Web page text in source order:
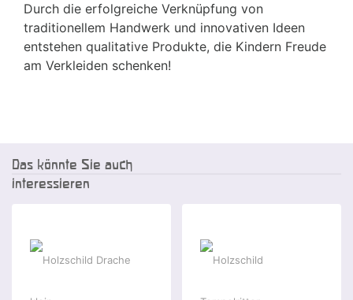
Durch die erfolgreiche Verknüpfung von
traditionellem Handwerk und innovativen Ideen
entstehen qualitative Produkte, die Kindern Freude
am Verkleiden schenken!
Das könnte Sie auch
interessieren